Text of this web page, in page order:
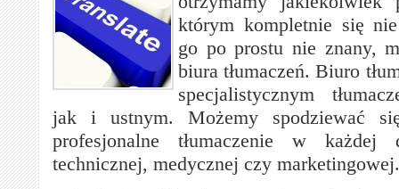
którym kompletnie się
go po prostu nie znany,
biura tłumaczeń.Biuro
specjalistycznym
jak i ustnym. Możemy spodziewać
profesjonalne tłumaczenie w każdej
technicznej, medycznej czy marketingowej.